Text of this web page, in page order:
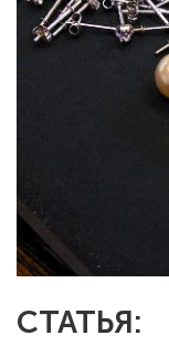
СТАТЬЯ: